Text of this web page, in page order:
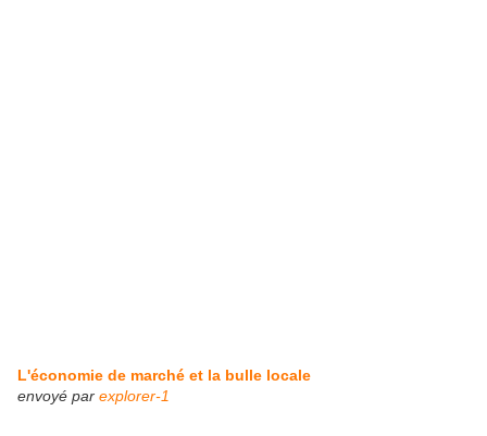
L'économie de marché et la bulle locale
envoyé par explorer-1